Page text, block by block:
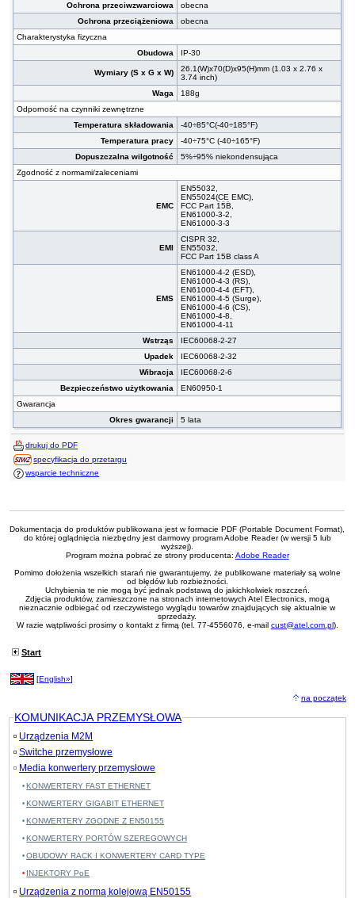
Ochrona przeciwzwarciowa
obecna
Ochrona przeciążeniowa
obecna
Charakterystyka fizyczna
Obudowa
IP-30
Wymiary (S x G x W)
26.1(W)x70(D)x95(H)mm (1.03 x 2.76 x
3.74 inch)
Waga
188g
Odporność na czynniki zewnętrzne
Temperatura składowania
-40÷85°C(-40÷185°F)
Temperatura pracy
-40÷75°C (-40÷165°F)
Dopuszczalna wilgotność
5%÷95% niekondensująca
Zgodność z normami/zaleceniami
EMC
EN55032,
EN55024(CE EMC),
FCC Part 15B,
EN61000-3-2,
EN61000-3-3
EMI
CISPR 32,
EN55032,
FCC Part 15B class A
EMS
EN61000-4-2 (ESD),
EN61000-4-3 (RS),
EN61000-4-4 (EFT),
EN61000-4-5 (Surge),
EN61000-4-6 (CS),
EN61000-4-8,
EN61000-4-11
Wstrząs
IEC60068-2-27
Upadek
IEC60068-2-32
Wibracja
IEC60068-2-6
Bezpieczeństwo użytkowania
EN60950-1
Gwarancja
Okres gwarancji
5 lata
drukuj do PDF
specyfikacja do przetargu
wsparcie techniczne
Dokumentacja do produktów publikowana jest w formacie PDF (Portable Document Format),
do której oglądnięcia niezbędny jest darmowy program Adobe Reader (w wersji 5 lub
wyższej).
Program można pobrać ze strony producenta: Adobe Reader
Pomimo dołożenia wszelkich starań nie gwarantujemy, że publikowane materiały są wolne
od błędów lub rozbieżności.
Uchybienia te nie mogą być jednak podstawą do jakichkolwiek roszczeń.
Zdjęcia produktów, zamieszczone na stronach internetowych Atel Electronics, mogą
nieznacznie odbiegać od rzeczywistego wyglądu towarów znajdujących się aktualnie w
sprzedaży.
W razie wątpliwości prosimy o kontakt z firmą (tel. 77-4556076, e-mail cust@atel.com.pl).
Start
[English»]
na początek
KOMUNIKACJA PRZEMYSŁOWA
Urządzenia M2M
Switche przemysłowe
Media konwertery przemysłowe
KONWERTERY FAST ETHERNET
KONWERTERY GIGABIT ETHERNET
KONWERTERY ZGODNE Z EN50155
KONWERTERY PORTÓW SZEREGOWYCH
OBUDOWY RACK I KONWERTERY CARD TYPE
INJEKTORY PoE
Urządzenia z normą kolejową EN50155